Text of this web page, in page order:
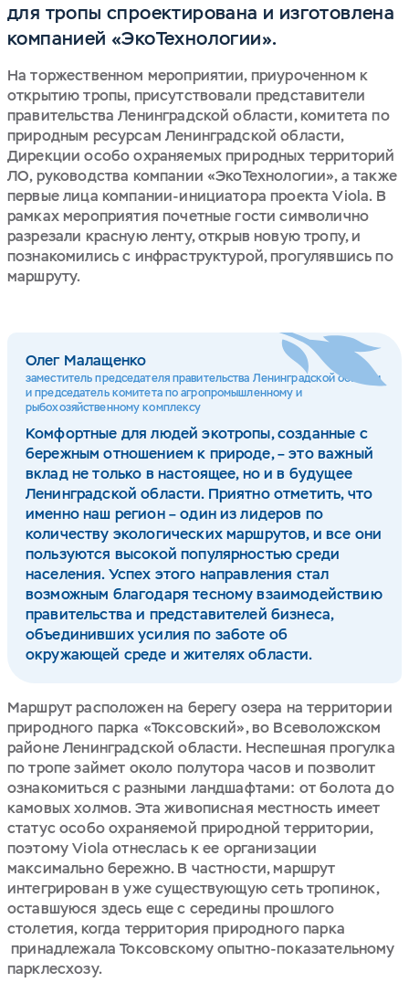
для тропы спроектирована и изготовлена
компанией «ЭкоТехнологии».
На торжественном мероприятии, приуроченном к
открытию тропы, присутствовали представители
правительства Ленинградской области, комитета по
природным ресурсам Ленинградской области,
Дирекции особо охраняемых природных территорий
ЛО, руководства компании «ЭкоТехнологии», а также
первые лица компании-инициатора проекта Viola. В
рамках мероприятия почетные гости символично
разрезали красную ленту, открыв новую тропу, и
познакомились с инфраструктурой, прогулявшись по
маршруту.
Олег Малащенко
заместитель председателя правительства Ленинградской области
и председатель комитета по агропромышленному и
рыбохозяйственному комплексу
Комфортные для людей экотропы, созданные с
бережным отношением к природе, – это важный
вклад не только в настоящее, но и в будущее
Ленинградской области. Приятно отметить, что
именно наш регион – один из лидеров по
количеству экологических маршрутов, и все они
пользуются высокой популярностью среди
населения. Успех этого направления стал
возможным благодаря тесному взаимодействию
правительства и представителей бизнеса,
объединивших усилия по заботе об
окружающей среде и жителях области.
Маршрут расположен на берегу озера на территории
природного парка «Токсовский», во Всеволожском
районе Ленинградской области. Неспешная прогулка
по тропе займет около полутора часов и позволит
ознакомиться с разными ландшафтами: от болота до
камовых холмов. Эта живописная местность имеет
статус особо охраняемой природной территории,
поэтому Viola отнеслась к ее организации
максимально бережно. В частности, маршрут
интегрирован в уже существующую сеть тропинок,
оставшуюся здесь еще с середины прошлого
столетия, когда территория природного парка
принадлежала Токсовскому опытно-показательному
парклесхозу.